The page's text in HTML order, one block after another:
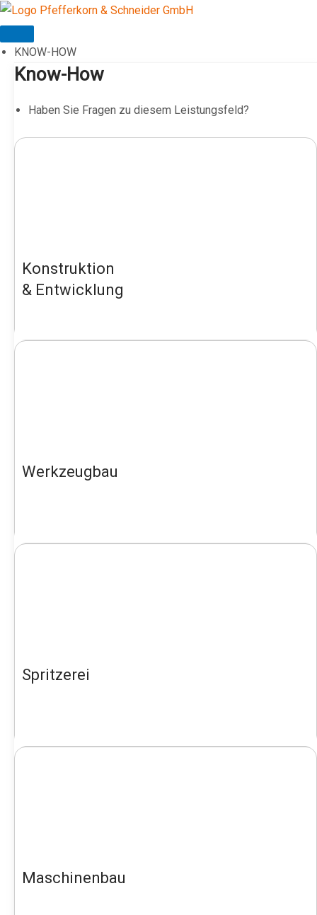
Zum
Inhalt
springen
KNOW-HOW
Know-How
Haben Sie Fragen zu diesem Leistungsfeld?
Konstruktion
& Entwicklung
Werkzeugbau
Spritzerei
Maschinenbau